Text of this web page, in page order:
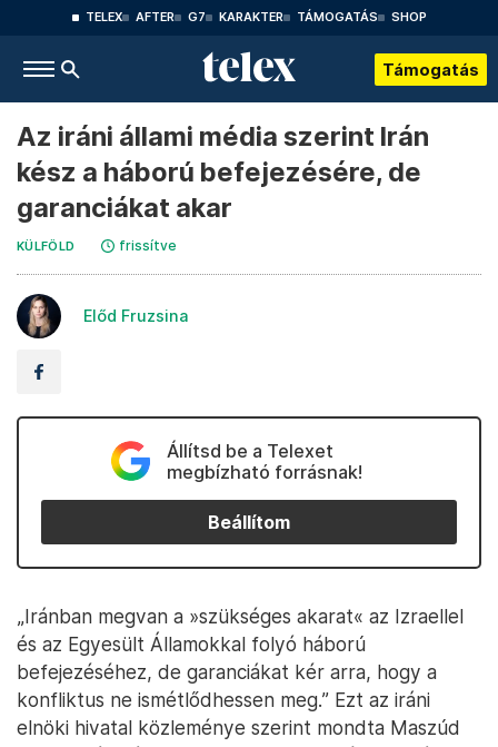
TELEX AFTER G7 KARAKTER TÁMOGATÁS SHOP
Támogatás
Az iráni állami média szerint Irán
kész a háború befejezésére, de
garanciákat akar
KÜLFÖLD frissítve
Előd Fruzsina
Állítsd be a Telexet
megbízható forrásnak!
Beállítom
„Iránban megvan a »szükséges akarat« az Izraellel
és az Egyesült Államokkal folyó háború
befejezéséhez, de garanciákat kér arra, hogy a
konfliktus ne ismétlődhessen meg.” Ezt az iráni
elnöki hivatal közleménye szerint mondta Maszúd